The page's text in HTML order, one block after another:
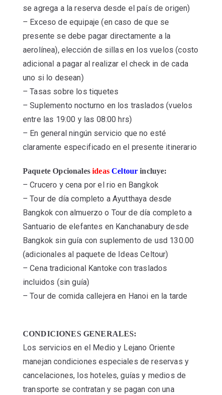
se agrega a la reserva desde el país de origen)
– Exceso de equipaje (en caso de que se
presente se debe pagar directamente a la
aerolínea), elección de sillas en los vuelos (costo
adicional a pagar al realizar el check in de cada
uno si lo desean)
– Tasas sobre los tiquetes
– Suplemento nocturno en los traslados (vuelos
entre las 19:00 y las 08:00 hrs)
– En general ningún servicio que no esté
claramente especificado en el presente itinerario
Paquete Opcionalesideas Celtour incluye:
– Crucero y cena por el rio en Bangkok
– Tour de día completo a Ayutthaya desde
Bangkok con almuerzo o Tour de día completo a
Santuario de elefantes en Kanchanabury desde
Bangkok sin guía con suplemento de usd 130.00
(adicionales al paquete de Ideas Celtour)
– Cena tradicional Kantoke con traslados
incluidos (sin guía)
– Tour de comida callejera en Hanoi en la tarde
CONDICIONES GENERALES:
Los servicios en el Medio y Lejano Oriente
manejan condiciones especiales de reservas y
cancelaciones, los hoteles, guías y medios de
transporte se contratan y se pagan con una